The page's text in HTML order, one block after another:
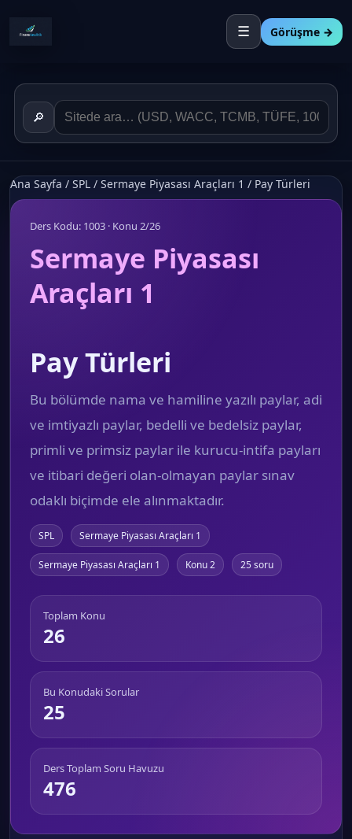
☰ Görüşme →
🔎
Ana Sayfa / SPL / Sermaye Piyasası Araçları 1 / Pay Türleri
Ders Kodu: 1003 · Konu 2/26
Sermaye Piyasası
Araçları 1
Pay Türleri
Bu bölümde nama ve hamiline yazılı paylar, adi
ve imtiyazlı paylar, bedelli ve bedelsiz paylar,
primli ve primsiz paylar ile kurucu-intifa payları
ve itibari değeri olan-olmayan paylar sınav
odaklı biçimde ele alınmaktadır.
SPL Sermaye Piyasası Araçları 1
Sermaye Piyasası Araçları 1 Konu 2 25 soru
Toplam Konu
26
Bu Konudaki Sorular
25
Ders Toplam Soru Havuzu
476